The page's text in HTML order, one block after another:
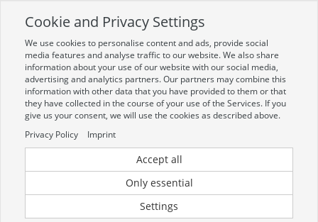
Zur mobilen Kompaktversion (Login erforderlich)
Toggle
navigation
Aktueller Hinweis zur Preis- und
Verfügbarkeitsanzeige
Liebe Kundinnen und Kunden, derzeit kann es bei der
Preis- und Verfügbarkeitsanzeige aus technischen
Cookie and Privacy Settings
We use cookies to personalise content and ads, provide social
media features and analyse traffic to our website. We also share
information about your use of our website with our social media,
advertising and analytics partners. Our partners may combine this
information with other data that you have provided to them or that
they have collected in the course of your use of the Services. If you
give us your consent, we will use the cookies as described above.
Privacy Policy
Imprint
Accept all
Only essential
Settings